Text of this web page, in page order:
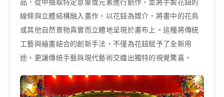
線條與立體結構融入畫作，以花鈕為媒介，將畫中的花鳥
或其他自然景物真實而立體地呈現於畫布上。這種將傳統
工藝與繪畫結合的創新手法，不僅為花鈕賦予了全新用
途，更讓傳統手藝與現代藝術交織出獨特的視覺驚喜。